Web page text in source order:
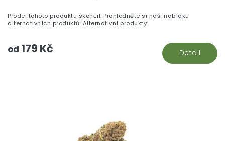
od 179 Kč Detail
Prodej tohoto produktu skončil. Prohlédněte si naši nabídku
alternativních produktů. Alternativní produkty